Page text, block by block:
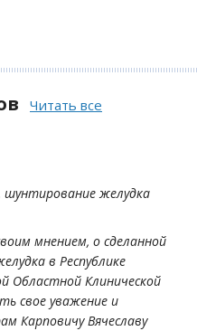
Читать все
шунтирование желудка
мнением, о сделанной
в Республике
Областной Клинической
свое уважение и
Карповичу Вячеславу